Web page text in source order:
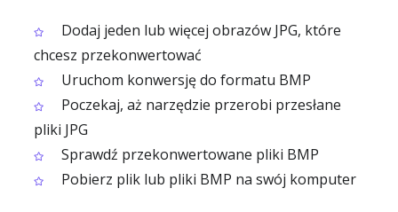
Dodaj jeden lub więcej obrazów JPG, które
chcesz przekonwertować
Uruchom konwersję do formatu BMP
Poczekaj, aż narzędzie przerobi przesłane
pliki JPG
Sprawdź przekonwertowane pliki BMP
Pobierz plik lub pliki BMP na swój komputer